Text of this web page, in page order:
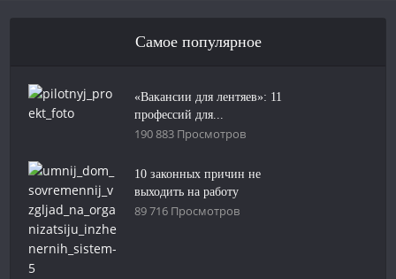
Самое популярное
«Вакансии для лентяев»: 11
профессий для...
190 883 Просмотров
10 законных причин не
выходить на работу
89 716 Просмотров